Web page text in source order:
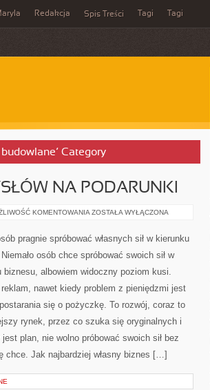
Redakcja Spis Treści Tagi Tagi
Category
NA PODARUNKI
KOMENTOWANIA KIEDY
POMYSŁÓW
NA
ZOSTAŁA WYŁĄCZONA
pragnie spróbować własnych sił w kierunku
osób chce spróbować swoich sił w
biznesu, albowiem widoczny poziom kusi.
nawet kiedy problem z pieniędzmi jest
się o pożyczkę. To rozwój, coraz to
rynek, przez co szuka się oryginalnych i
plan, nie wolno próbować swoich sił bez
chce. Jak najbardziej własny biznes […]